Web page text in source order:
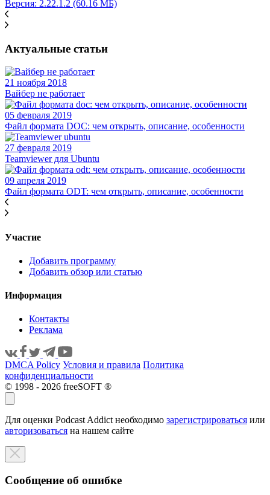
Версия: 2.22.1.2 (60.16 МБ)
Актуальные статьи
21 ноября 2018
Вайбер не работает
05 февраля 2019
Файл формата DOC: чем открыть, описание, особенности
27 февраля 2019
Teamviewer для Ubuntu
09 апреля 2019
Файл формата ODT: чем открыть, описание, особенности
Участие
Добавить программу
Добавить обзор или статью
Информация
Контакты
Реклама
DMCA Policy Условия и правила Политика
конфиденциальности
© 1998 - 2026 freeSOFT ®
Для оценки Podcast Addict необходимо зарегистрироваться или
авторизоваться на нашем сайте
Сообщение об ошибке